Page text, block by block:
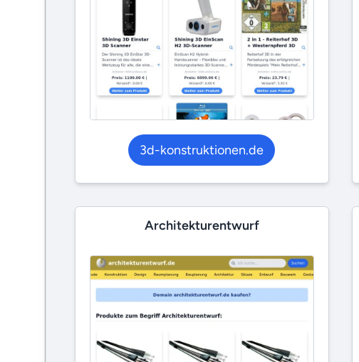
3d-konstruktionen.de
Architekturentwurf